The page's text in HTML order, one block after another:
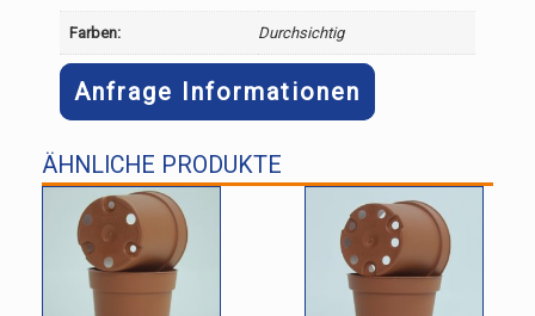
Farben: Durchsichtig
Anfrage Informationen
ÄHNLICHE PRODUKTE